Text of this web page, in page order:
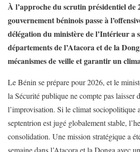
À l’approche du scrutin présidentiel de
gouvernement béninois passe à
délégation du ministère de l’Intérieur a
départements de l’Atacora et de la
mécanismes de veille et garantir un
Le Bénin se prépare pour 2026, et le
la Sécurité publique ne compte pas laisser
l’improvisation. Si le climat sociopolitique
septentrion est jugé globalement stable,
consolidation. Une mission stratégique a
semaine dans l’Atacora et la Donga avec